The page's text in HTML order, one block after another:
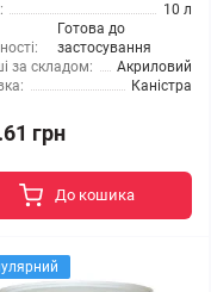
10 л
Готова до
застосування
за складом:
Акриловий
Каністра
грн
До кошика